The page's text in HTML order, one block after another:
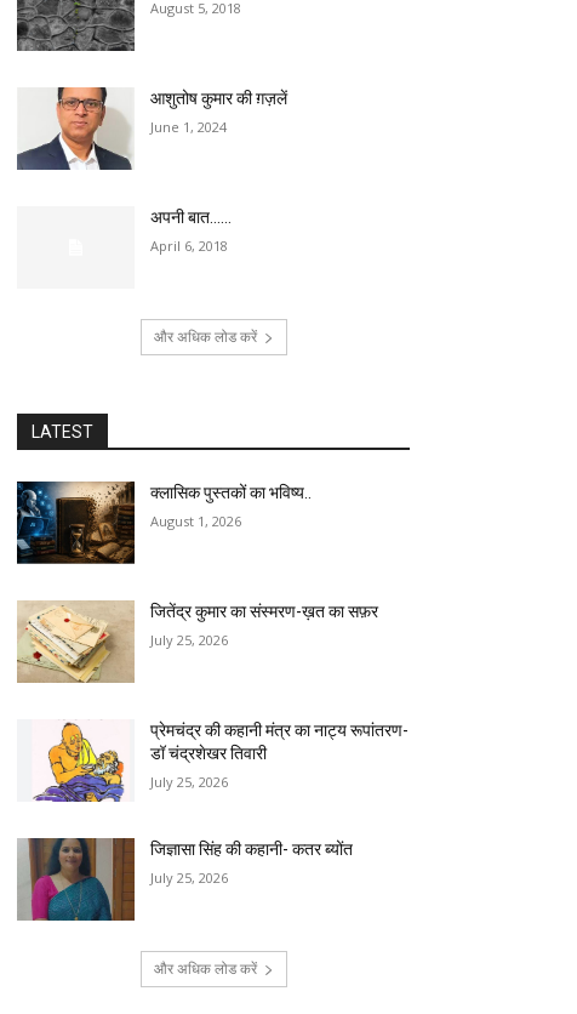
August 5, 2018
आशुतोष कुमार की ग़ज़लें
June 1, 2024
अपनी बात……
April 6, 2018
और अधिक लोड करें
LATEST
क्लासिक पुस्तकों का भविष्य..
August 1, 2026
जितेंद्र कुमार का संस्मरण-ख़त का सफ़र
July 25, 2026
प्रेमचंद्र की कहानी मंत्र का नाट्य रूपांतरण-
डॉ चंद्रशेखर तिवारी
July 25, 2026
जिज्ञासा सिंह की कहानी- कतर ब्योंत
July 25, 2026
और अधिक लोड करें